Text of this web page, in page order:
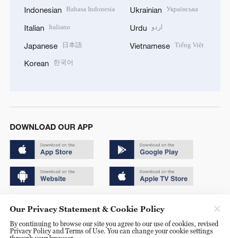
Indonesian Bahasa Indonesia
Italian Italiano
Japanese 日本語
Korean 한국어
Ukrainian Українська
Urdu اردو
Vietnamese Tiếng Việt
DOWNLOAD OUR APP
京ICP备20000184号
京公网安备 11010502050052号
Our Privacy Statement & Cookie Policy
By continuing to browse our site you agree to our use of cookies, revised
Privacy Policy and Terms of Use. You can change your cookie settings